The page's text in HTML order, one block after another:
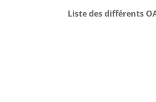
Liste des différents